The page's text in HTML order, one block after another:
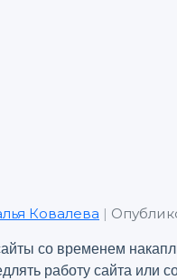
Ковалева |
со временем
работу сайта или